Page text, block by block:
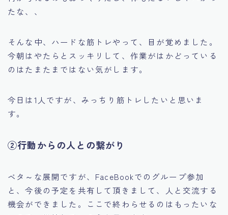
たな、、
そんな中、ハードな筋トレやって、目が覚めました。
今朝はやたらとスッキリして、作業がはかどっている
のはたまたまではない気がします。
今日は1人ですが、みっちり筋トレしたいと思いま
す。
②行動からの人との繋がり
ベタ～な展開ですが、FaceBookでのグループ参加
と、今後の予定を共有して頂きまして、人と交流する
機会ができました。ここで終わらせるのはもったいな